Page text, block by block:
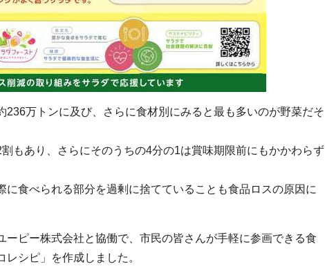
万トンに及び、さらに食材別にみると最も多いのが野菜だそ
もあり、さらにそのうちの4分の1は賞味期限前にもかかわらず
食べられる部分を過剰に捨てていることも食品ロスの原因に
ピー株式会社と協働で、市民の皆さんが手軽に参画できる食
シピ」を作成しました。